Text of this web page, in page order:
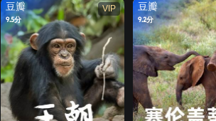
VIP
豆瓣
9.5分
豆瓣
9.2分